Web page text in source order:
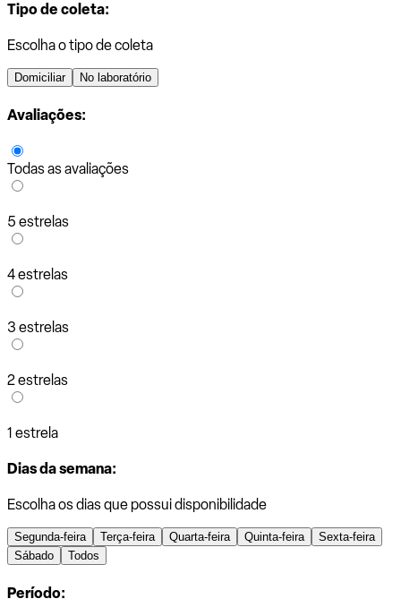
Tipo de coleta:
Escolha o tipo de coleta
Domiciliar No laboratório
Avaliações:
Todas as avaliações
5 estrelas
4 estrelas
3 estrelas
2 estrelas
1 estrela
Dias da semana:
Escolha os dias que possui disponibilidade
Segunda-feira Terça-feira Quarta-feira Quinta-feira
Sexta-feira
Sábado
Todos
Período: